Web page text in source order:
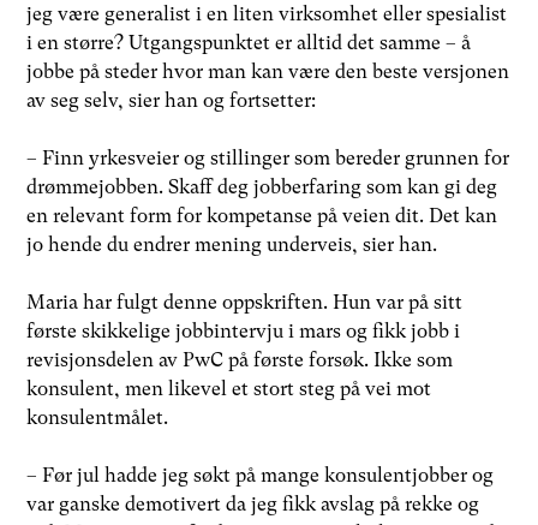
jeg være generalist i en liten virksomhet eller spesialist
i en større? Utgangspunktet er alltid det samme – å
jobbe på steder hvor man kan være den beste versjonen
av seg selv, sier han og fortsetter:
– Finn yrkesveier og stillinger som bereder grunnen for
drømmejobben. Skaff deg jobberfaring som kan gi deg
en relevant form for kompetanse på veien dit. Det kan
jo hende du endrer mening underveis, sier han.
Maria har fulgt denne oppskriften. Hun var på sitt
første skikkelige jobbintervju i mars og fikk jobb i
revisjonsdelen av PwC på første forsøk. Ikke som
konsulent, men likevel et stort steg på vei mot
konsulentmålet.
– Før jul hadde jeg søkt på mange konsulentjobber og
var ganske demotivert da jeg fikk avslag på rekke og